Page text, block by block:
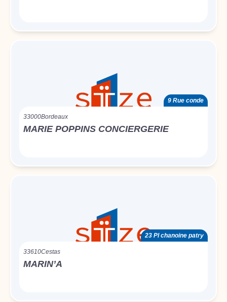
9 Rue conde
33000Bordeaux
MARIE POPPINS CONCIERGERIE
23 Pl chanoine patry
33610Cestas
MARIN’A